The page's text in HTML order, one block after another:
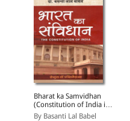
Bharat ka Samvidhan
(Constitution of India in
Hindi)
By Basanti Lal Babel